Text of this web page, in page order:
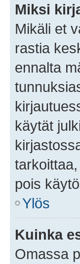
Miksi
Mikäli et
rastia
ennalta
käytät
pois
Ylös
Kuinka
Omassa